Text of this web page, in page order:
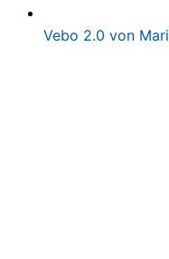
Vebo 2.0 von